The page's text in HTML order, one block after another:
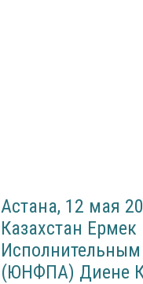
Астана, 12 мая
Казахстан
(ЮНФПА) Диене